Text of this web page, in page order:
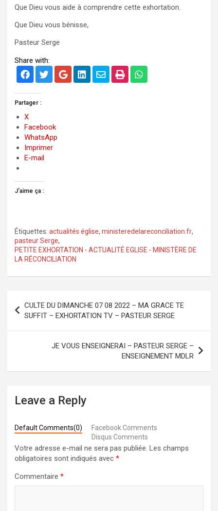
Que Dieu vous aide à comprendre cette exhortation.
Que Dieu vous bénisse,
Pasteur Serge
Share with:
Partager :
X
Facebook
WhatsApp
Imprimer
E-mail
J’aime ça :
Étiquettes: actualités église, ministeredelareconciliation.fr,
pasteur Serge,
PETITE EXHORTATION - ACTUALITÉ EGLISE - MINISTÈRE DE
LA RÉCONCILIATION
de
l’article
CULTE DU DIMANCHE 07 08 2022 – MA GRACE TE
SUFFIT – EXHORTATION TV – PASTEUR SERGE
JE VOUS ENSEIGNERAI – PASTEUR SERGE –
ENSEIGNEMENT MDLR
Leave a Reply
Default Comments(0)
Facebook Comments
Disqus Comments
Votre adresse e-mail ne sera pas publiée. Les champs
obligatoires sont indiqués avec *
Commentaire *